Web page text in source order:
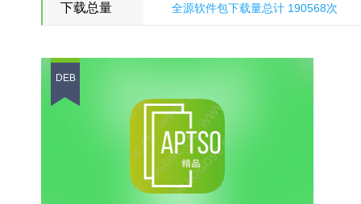
氵刀八木
下载总量 全源软件包下载量总计 190568次
DEB